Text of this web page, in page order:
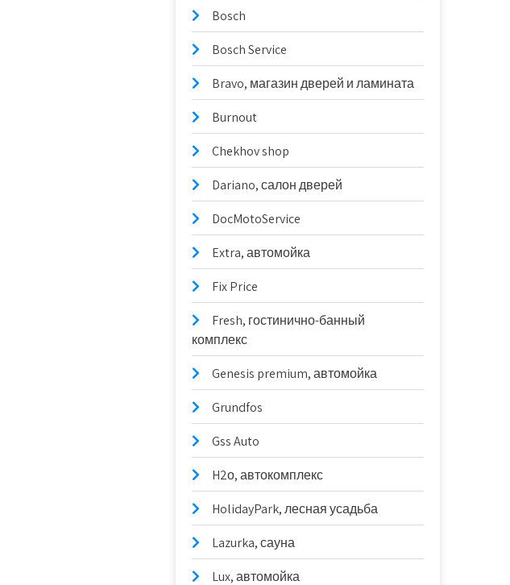
Bosch
Bosch Service
Bravo, магазин дверей и ламината
Burnout
Chekhov shop
Dariano, салон дверей
DocMotoService
Extra, автомойка
Fix Price
Fresh, гостинично-банный
комплекс
Genesis premium, автомойка
Grundfos
Gss Auto
H2о, автокомплекс
HolidayPark, лесная усадьба
Lazurka, сауна
Lux, автомойка